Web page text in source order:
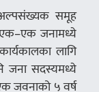
अल्पसंख्यक समूह
एक–एक जनामध्ये
लागि
जना सदस्यमध्ये
जवनाको ५ वर्ष